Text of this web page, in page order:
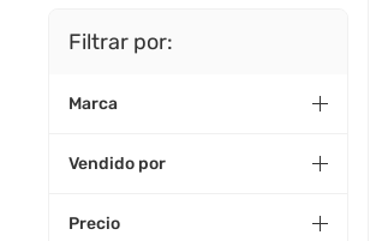
Filtrar por:
Marca
Vendido por
Precio